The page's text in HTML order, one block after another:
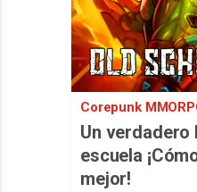
Corepunk
Un verdadero
escuela
mejor!